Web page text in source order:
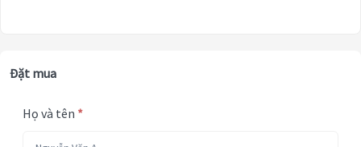
Đặt mua
Họ và tên *